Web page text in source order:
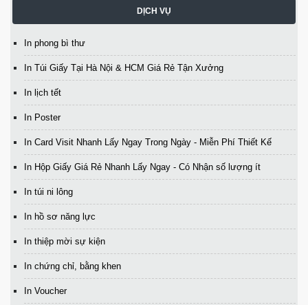
DỊCH VỤ
In phong bì thư
In Túi Giấy Tại Hà Nội & HCM Giá Rẻ Tận Xưởng
In lịch tết
In Poster
In Card Visit Nhanh Lấy Ngay Trong Ngày - Miễn Phí Thiết Kế
In Hộp Giấy Giá Rẻ Nhanh Lấy Ngay - Có Nhận số lượng ít
In túi ni lông
In hồ sơ năng lực
In thiệp mời sự kiện
In chứng chỉ, bằng khen
In Voucher